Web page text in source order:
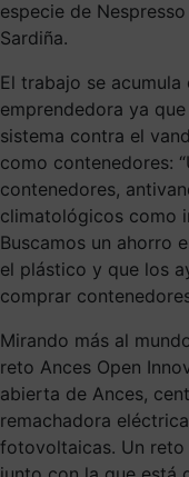
especie de
Sardiña.
El trabajo se
emprendedora ya
sistema contra el
como contenedores:
contenedores,
climatológicos como
Buscamos un ahorro
el plástico y que los
comprar
Mirando más al
reto Ances Open
abierta de Ances,
remachadora
fotovoltaicas. Un reto